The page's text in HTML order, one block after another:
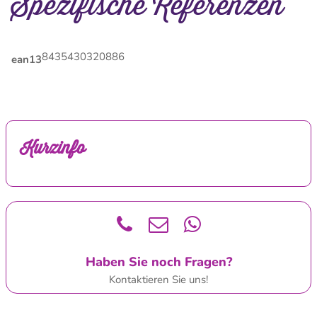
ean138435430320886
Kurzinfo
Haben Sie noch Fragen?
Kontaktieren Sie uns!